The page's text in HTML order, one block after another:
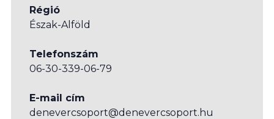
Régió
Észak-Alföld
Telefonszám
06-30-339-06-79
E-mail cím
denevercsoport@denevercsoport.hu